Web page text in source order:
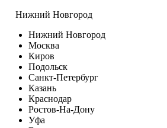
Нижний Новгород
Нижний Новгород
Москва
Киров
Подольск
Санкт-Петербург
Казань
Краснодар
Ростов-На-Дону
Уфа